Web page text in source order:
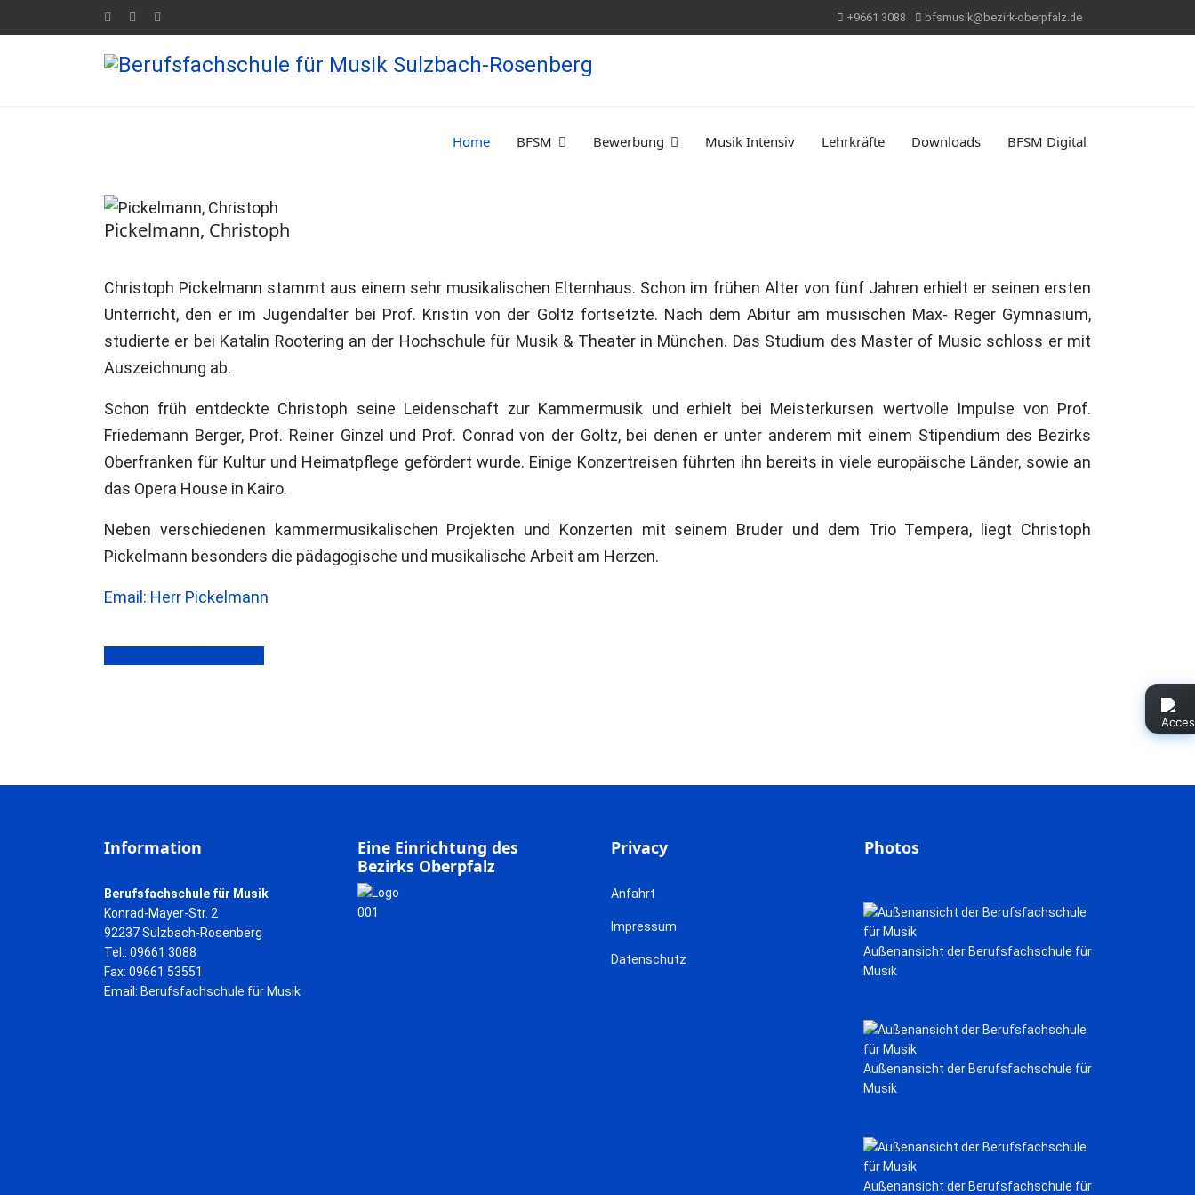
+9661 3088 bfsmusik@bezirk-oberpfalz.de
Home BFSM Bewerbung Musik Intensiv Lehrkräfte Downloads BFSM Digital
Pickelmann, Christoph
Christoph Pickelmann stammt aus einem sehr musikalischen Elternhaus. Schon im frühen Alter von fünf Jahren erhielt er seinen ersten
Unterricht, den er im Jugendalter bei Prof. Kristin von der Goltz fortsetzte. Nach dem Abitur am musischen Max- Reger Gymnasium,
studierte er bei Katalin Rootering an der Hochschule für Musik & Theater in München. Das Studium des Master of Music schloss er mit
Auszeichnung ab.
Schon früh entdeckte Christoph seine Leidenschaft zur Kammermusik und erhielt bei Meisterkursen wertvolle Impulse von Prof.
Friedemann Berger, Prof. Reiner Ginzel und Prof. Conrad von der Goltz, bei denen er unter anderem mit einem Stipendium des Bezirks
Oberfranken für Kultur und Heimatpflege gefördert wurde. Einige Konzertreisen führten ihn bereits in viele europäische Länder, sowie an
das Opera House in Kairo.
Neben verschiedenen kammermusikalischen Projekten und Konzerten mit seinem Bruder und dem Trio Tempera, liegt Christoph
Pickelmann besonders die pädagogische und musikalische Arbeit am Herzen.
Email: Herr Pickelmann
Information
Berufsfachschule für Musik
Konrad-Mayer-Str. 2
92237 Sulzbach-Rosenberg
Tel.: 09661 3088
Fax: 09661 53551
Email: Berufsfachschule für Musik
Eine Einrichtung des
Bezirks Oberpfalz
Privacy
Anfahrt
Impressum
Datenschutz
Photos
Außenansicht der Berufsfachschule für
Musik
Außenansicht der Berufsfachschule für
Musik
Außenansicht der Berufsfachschule für